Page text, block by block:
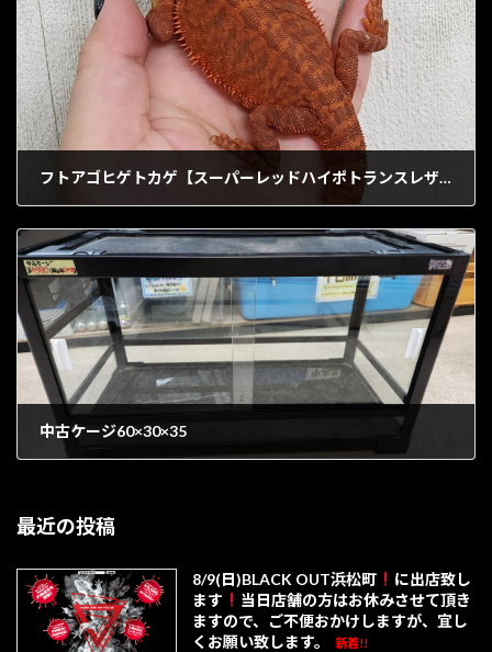
フトアゴヒゲトカゲ【スーパーレッドハイポトランスレザー】
中古ケージ60×30×35
最近の投稿
8/9(日)BLACK OUT浜松町
に出店致し
ます
当日店舗の方はお休みさせて頂き
ますので、ご不便おかけしますが、宜し
くお願い致します。
新着!!